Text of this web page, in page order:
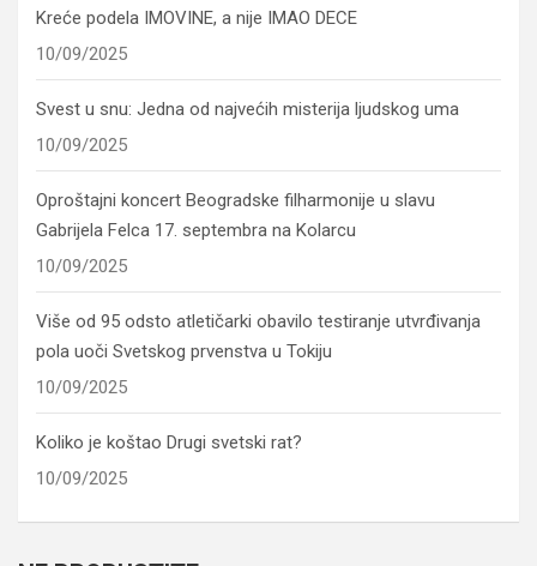
Kreće podela IMOVINE, a nije IMAO DECE
10/09/2025
Svest u snu: Jedna od najvećih misterija ljudskog uma
10/09/2025
Oproštajni koncert Beogradske filharmonije u slavu
Gabrijela Felca 17. septembra na Kolarcu
10/09/2025
Više od 95 odsto atletičarki obavilo testiranje utvrđivanja
pola uoči Svetskog prvenstva u Tokiju
10/09/2025
Koliko je koštao Drugi svetski rat?
10/09/2025